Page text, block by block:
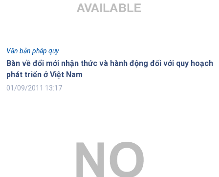
Văn bản pháp quy
Bàn về đổi mới nhận thức và hành động đối với quy hoạch
phát triển ở Việt Nam
01/09/2011 13:17